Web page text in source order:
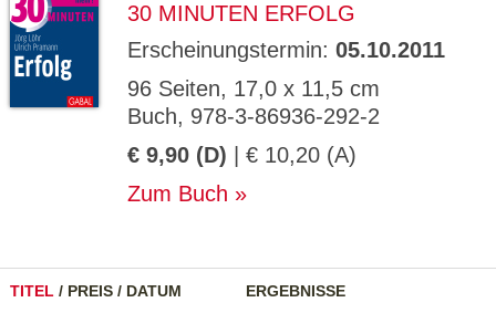
30 MINUTEN ERFOLG
Erscheinungstermin: 05.10.2011
96 Seiten, 17,0 x 11,5 cm
Buch, 978-3-86936-292-2
€ 9,90 (D) | € 10,20 (A)
Zum Buch
TITEL / PREIS / DATUM ERGEBNISSE